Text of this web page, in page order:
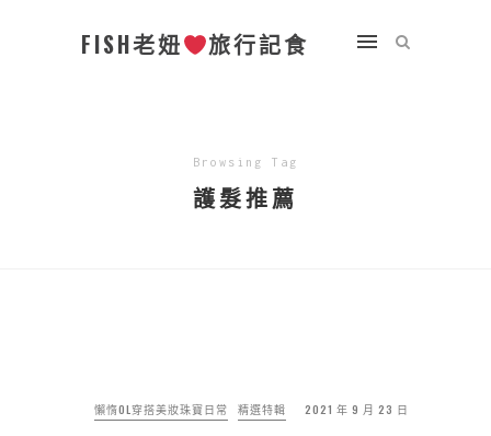
FISH老妞 旅行記食
Browsing Tag
護髮推薦
懶惰OL穿搭美妝珠寶日常 精選特輯 2021 年 9 月 23 日